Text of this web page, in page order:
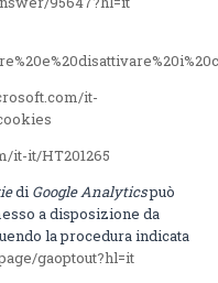
it-
it-it/HT201265
di Google Analyticspuò
a disposizione da
la proceduraindicata
gaoptout?hl=it